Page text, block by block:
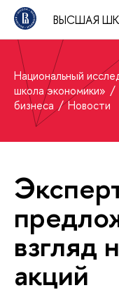
ВЫСШАЯ
Национальный
школа экономики»
бизнеса
Новости
взгляд
акций